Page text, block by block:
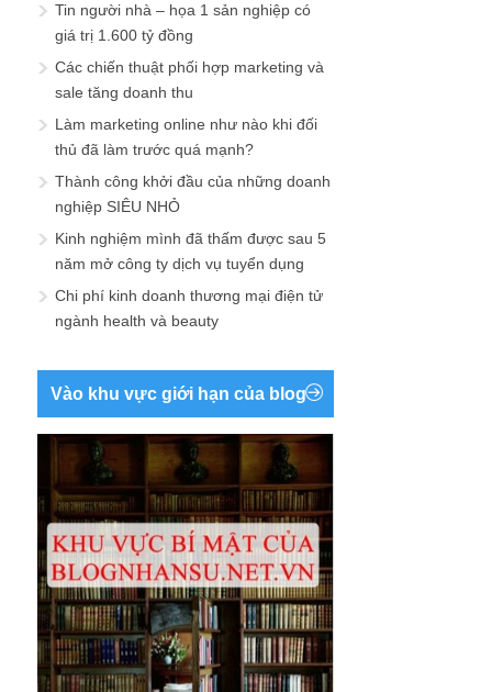
Tin người nhà – họa 1 sản nghiệp có
giá trị 1.600 tỷ đồng
Các chiến thuật phối hợp marketing và
sale tăng doanh thu
Làm marketing online như nào khi đối
thủ đã làm trước quá mạnh?
Thành công khởi đầu của những doanh
nghiệp SIÊU NHỎ
Kinh nghiệm mình đã thấm được sau 5
năm mở công ty dịch vụ tuyển dụng
Chi phí kinh doanh thương mại điện tử
ngành health và beauty
Vào khu vực giới hạn của blog